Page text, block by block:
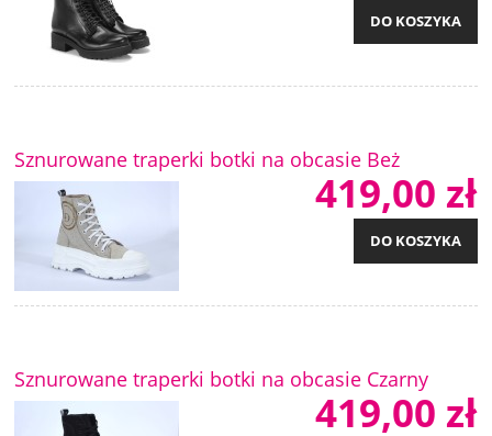
DO KOSZYKA
Sznurowane traperki botki na obcasie Beż
419,00 zł
DO KOSZYKA
Sznurowane traperki botki na obcasie Czarny
419,00 zł